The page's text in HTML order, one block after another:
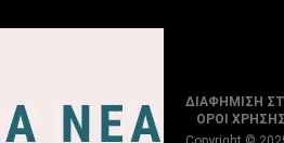
ΔΙΑΦΗΜΙΣΗ
ΟΡΟΙ